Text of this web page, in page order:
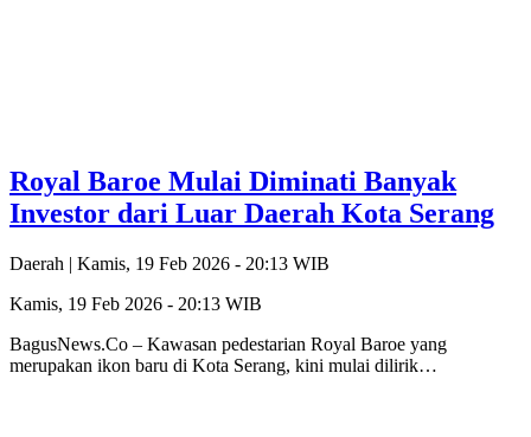
Royal Baroe Mulai Diminati Banyak
Investor dari Luar Daerah Kota Serang
Daerah | Kamis, 19 Feb 2026 - 20:13 WIB
Kamis, 19 Feb 2026 - 20:13 WIB
‎BagusNews.Co – Kawasan pedestarian Royal Baroe yang
merupakan ikon baru di Kota Serang, kini mulai dilirik…